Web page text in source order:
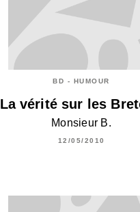
BD - HUMOUR
La vérité sur les
Monsieur B.
12/05/2010